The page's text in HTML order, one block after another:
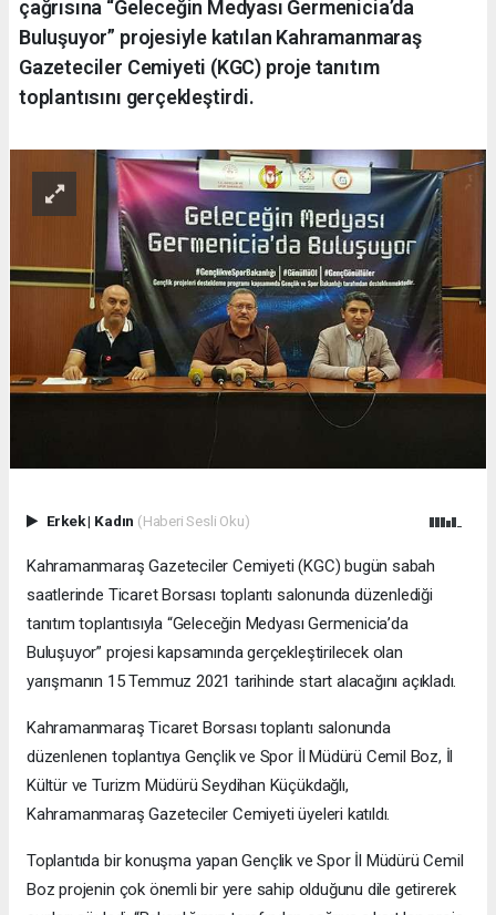
çağrısına “Geleceğin Medyası Germenicia’da
Buluşuyor” projesiyle katılan Kahramanmaraş
Gazeteciler Cemiyeti (KGC) proje tanıtım
toplantısını gerçekleştirdi.
Erkek| Kadın (Haberi Sesli Oku)
Kahramanmaraş Gazeteciler Cemiyeti (KGC) bugün sabah
saatlerinde Ticaret Borsası toplantı salonunda düzenlediği
tanıtım toplantısıyla “Geleceğin Medyası Germenicia’da
Buluşuyor” projesi kapsamında gerçekleştirilecek olan
yarışmanın 15 Temmuz 2021 tarihinde start alacağını açıkladı.
Kahramanmaraş Ticaret Borsası toplantı salonunda
düzenlenen toplantıya Gençlik ve Spor İl Müdürü Cemil Boz, İl
Kültür ve Turizm Müdürü Seydihan Küçükdağlı,
Kahramanmaraş Gazeteciler Cemiyeti üyeleri katıldı.
Toplantıda bir konuşma yapan Gençlik ve Spor İl Müdürü Cemil
Boz projenin çok önemli bir yere sahip olduğunu dile getirerek